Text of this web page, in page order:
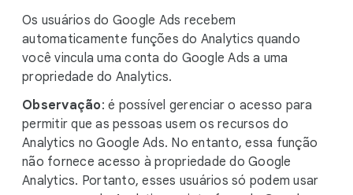
Os usuários do Google Ads recebem
automaticamente funções do Analytics quando
você vincula uma conta do Google Ads a uma
propriedade do Analytics.
Observação: é possível gerenciar o acesso para
permitir que as pessoas usem os recursos do
Analytics no Google Ads. No entanto, essa função
não fornece acesso à propriedade do Google
Analytics. Portanto, esses usuários só podem usar